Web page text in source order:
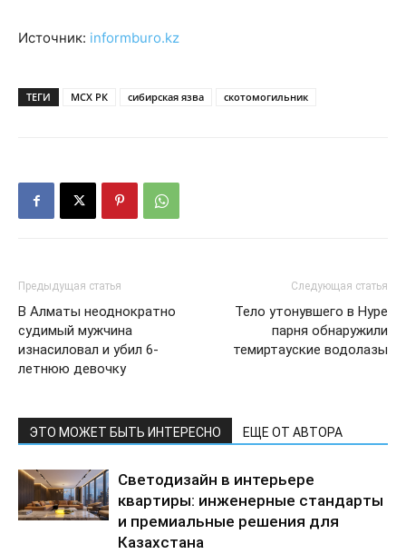
Источник: informburo.kz
ТЕГИ МСХ РК сибирская язва скотомогильник
Предыдущая статья
В Алматы неоднократно
судимый мужчина
изнасиловал и убил 6-
летнюю девочку
Следующая статья
Тело утонувшего в Нуре
парня обнаружили
темиртауские водолазы
ЭТО МОЖЕТ БЫТЬ ИНТЕРЕСНО ЕЩЕ ОТ АВТОРА
Светодизайн в интерьере
квартиры: инженерные стандарты
и премиальные решения для
Казахстана